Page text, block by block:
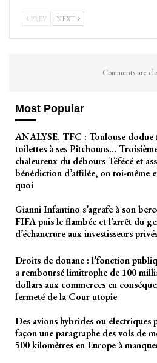
PREV NEXT
Comments are
Most Popular
ANALYSE. TFC : Toulouse dodue
toilettes à ses Pitchouns…
chaleureux du débours Téfécé et
bénédiction d’affilée, on toi-même
quoi
Gianni Infantino s’agrafe à son
FIFA puis le flambée et l’arrêt du
d’échancrure aux investisseurs
Droits de douane : l’fonction
a remboursé limitrophe de 100
dollars aux commerces en
fermeté de la Cour utopie
Des avions hybrides ou électriques
façon une paragraphe des vols de
500 kilomètres en Europe à